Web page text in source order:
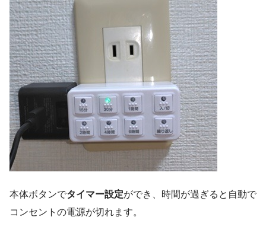
本体ボタンでタイマー設定ができ、時間が過ぎると自動で
コンセントの電源が切れます。